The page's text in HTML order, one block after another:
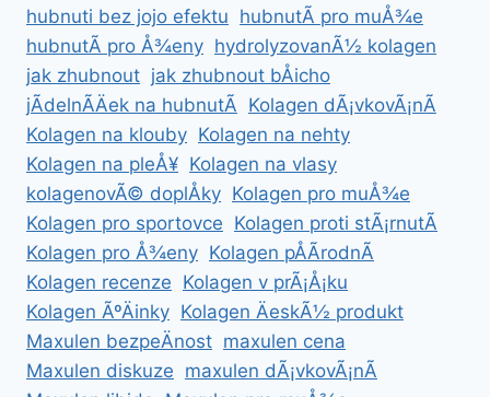
hubnuti bez jojo efektu hubnutÃ­ pro muÅ¾e
hubnutÃ­ pro Å¾eny hydrolyzovanÃ½ kolagen
jak zhubnout jak zhubnout bÅicho
jÃ­delnÃ­Äek na hubnutÃ­ Kolagen dÃ¡vkovÃ¡nÃ­
Kolagen na klouby Kolagen na nehty
Kolagen na pleÅ¥ Kolagen na vlasy
kolagenovÃ© doplÅky Kolagen pro muÅ¾e
Kolagen pro sportovce Kolagen proti stÃ¡rnutÃ­
Kolagen pro Å¾eny Kolagen pÅÃ­rodnÃ­
Kolagen recenze Kolagen v prÃ¡Å¡ku
Kolagen ÃºÄinky Kolagen ÄeskÃ½ produkt
Maxulen bezpeÄnost maxulen cena
Maxulen diskuze maxulen dÃ¡vkovÃ¡nÃ­